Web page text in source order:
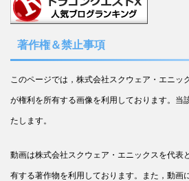
著作権＆禁止事項
このページでは，株式会社スクウェア・エニッ
が権利を所有する画像を利用しております。当
たします。
動画は株式会社スクウェア・エニックスを代表
有する著作物を利用しております。また，動画